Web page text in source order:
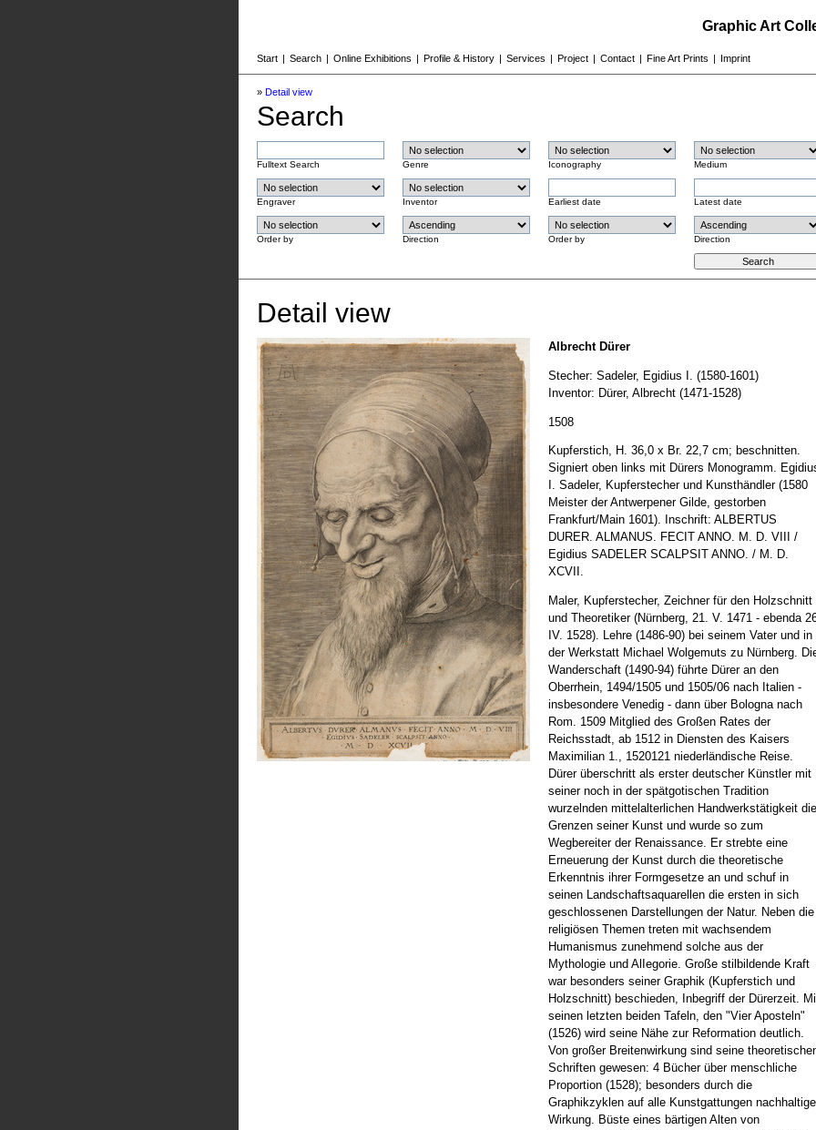
Graphic Art
Start | Search | Online Exhibitions | Profile & History | Services | Project | Contact | Fine Art Prints | Imprint
» Detail view
Search
Fulltext Search Genre Iconography Medium
Engraver Inventor Earliest date Latest date
Order by Direction Order by Direction
Detail view
Albrecht Dürer
Stecher: Sadeler, Egidius I. (1580-1601)
Inventor: Dürer, Albrecht (1471-1528)
1508
Kupferstich, H. 36,0 x Br. 22,7 cm; beschnitten.
Signiert oben links mit Dürers Monogramm.
I. Sadeler, Kupferstecher und Kunsthändler (1580
Meister der Antwerpener Gilde, gestorben
Frankfurt/Main 1601). Inschrift: ALBERTUS
DURER. ALMANUS. FECIT ANNO. M. D. VIII /
Egidius SADELER SCALPSIT ANNO. / M. D.
XCVII.
Maler, Kupferstecher, Zeichner für den Holzschnitt
und Theoretiker (Nürnberg, 21. V. 1471 - ebenda
IV. 1528). Lehre (1486-90) bei seinem Vater und in
der Werkstatt Michael Wolgemuts zu Nürnberg.
Wanderschaft (1490-94) führte Dürer an den
Oberrhein, 1494/1505 und 1505/06 nach Italien -
insbesondere Venedig - dann über Bologna nach
Rom. 1509 Mitglied des Großen Rates der
Reichsstadt, ab 1512 in Diensten des Kaisers
Maximilian 1., 1520121 niederländische Reise.
Dürer überschritt als erster deutscher Künstler mit
seiner noch in der spätgotischen Tradition
wurzelnden mittelalterlichen Handwerkstätigkeit die
Grenzen seiner Kunst und wurde so zum
Wegbereiter der Renaissance. Er strebte eine
Erneuerung der Kunst durch die theoretische
Erkenntnis ihrer Formgesetze an und schuf in
seinen Landschaftsaquarellen die ersten in sich
geschlossenen Darstellungen der Natur. Neben die
religiösen Themen treten mit wachsendem
Humanismus zunehmend solche aus der
Mythologie und AlIegorie. Große stilbildende Kraft
war besonders seiner Graphik (Kupferstich und
Holzschnitt) beschieden, Inbegriff der Dürerzeit.
seinen letzten beiden Tafeln, den "Vier Aposteln"
(1526) wird seine Nähe zur Reformation deutlich.
Von großer Breitenwirkung sind seine
Schriften gewesen: 4 Bücher über menschliche
Proportion (1528); besonders durch die
Graphikzyklen auf alle Kunstgattungen nachhaltige
Wirkung. Büste eines bärtigen Alten von